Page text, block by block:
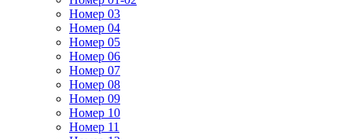
Номер 03
Номер 04
Номер 05
Номер 06
Номер 07
Номер 08
Номер 09
Номер 10
Номер 11